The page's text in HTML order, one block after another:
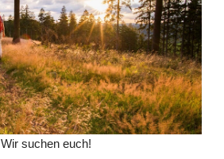
Wir suchen euch!